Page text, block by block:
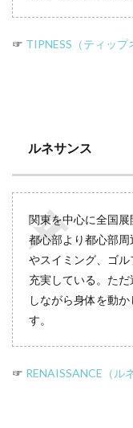
☞ TIPNESS（ティップ
ルネサンス
関東を中心に全国展
都心部より都心部
やスイミング、ゴ
充実している。た
しながら身体を動
す。
☞ RENAISSANCE（ル